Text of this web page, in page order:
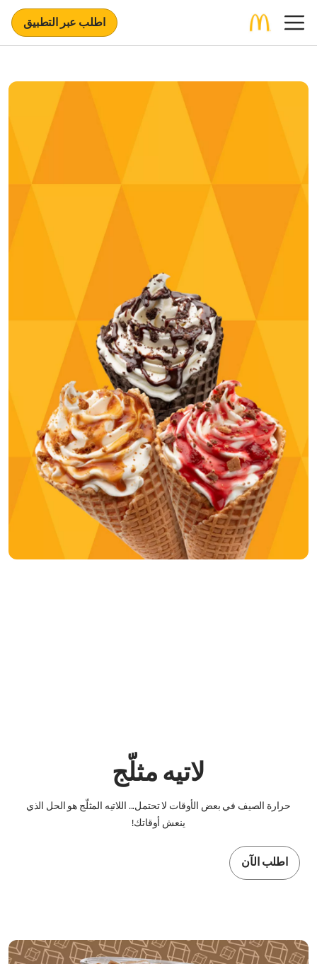
اطلب عبر التطبيق
لاتيه مثلّج
حرارة الصيف في بعض الأوقات لا تحتمل... اللاتيه المثلّج هو الحل الذي
ينعش أوقاتك!
اطلب الآن